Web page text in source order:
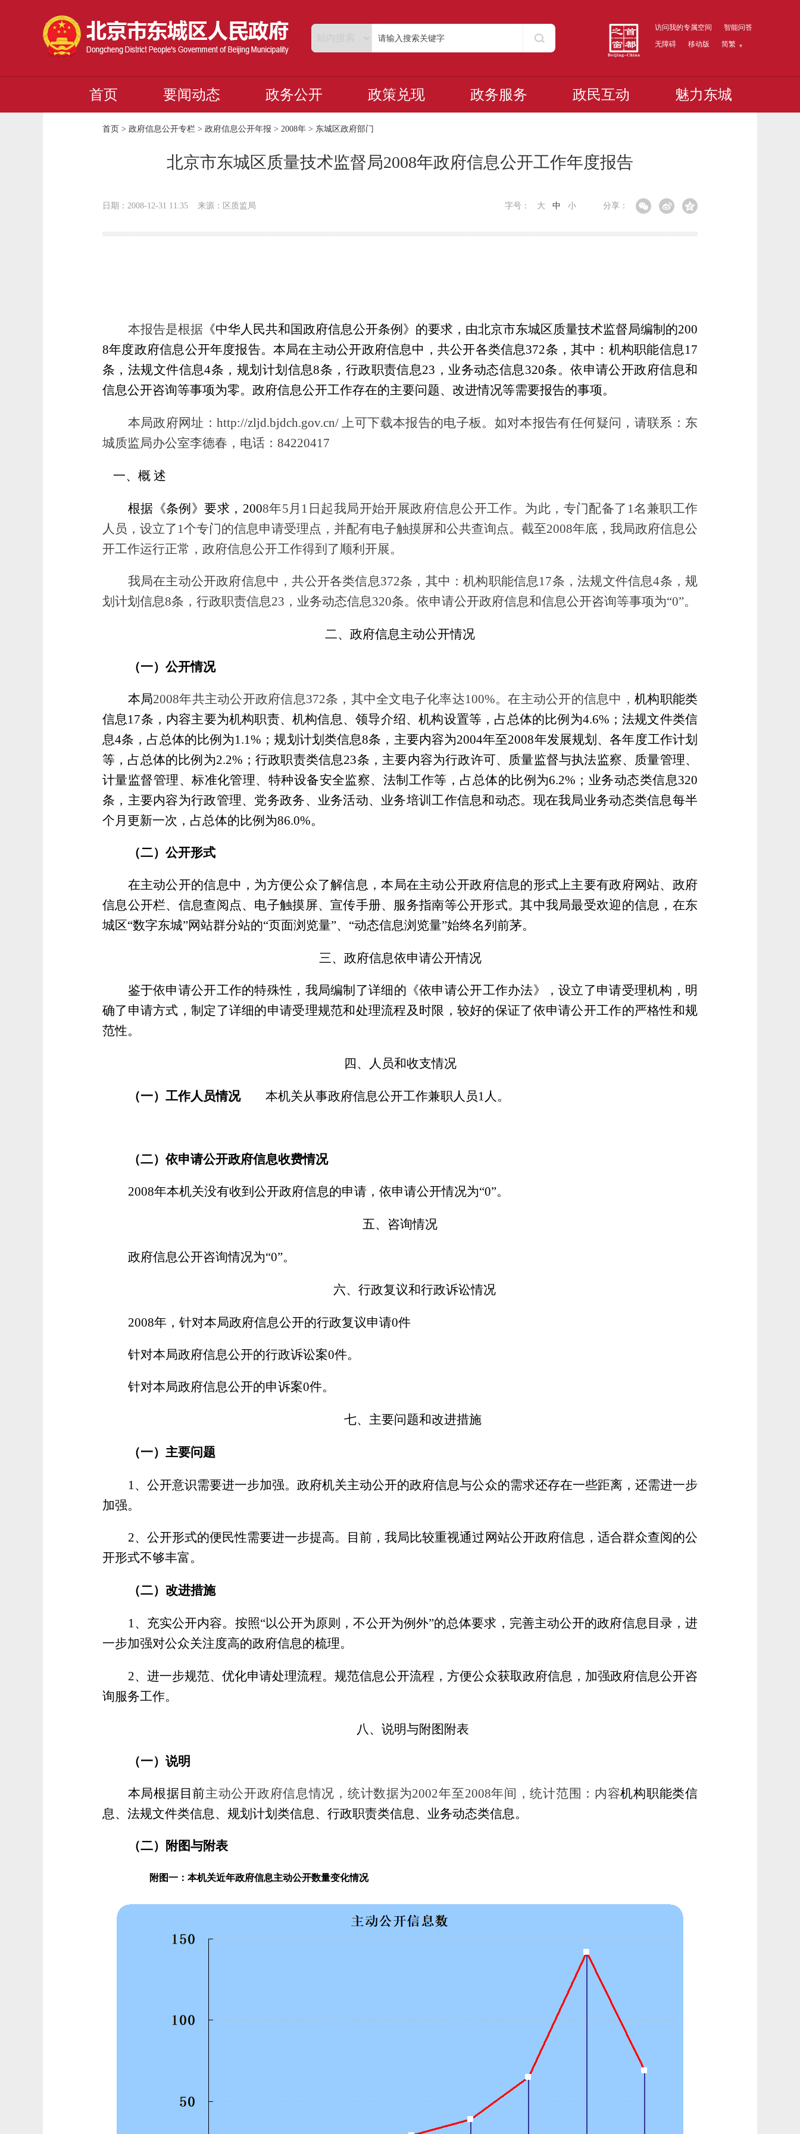
访问我的专属空间
智能问答
无障碍
移动版 简繁
首页 要闻动态 政务公开 政策兑现 政务服务 政民互动 魅力东城
首页 > 政府信息公开专栏 > 政府信息公开年报 > 2008年 > 东城区政府部门
北京市东城区质量技术监督局2008年政府信息公开工作年度报告
日期：2008-12-31 11:35 来源：区质监局 分享：
字号： 大 中 小
本报告是根据《中华人民共和国政府信息公开条例》 的要求， 由北京市东城区质量技术监督局编制 的200
8年度政府信息公开年度报告。本局在主动公开政府信息中，共公开各类信息372条，其中：机构职能信息17
条，法规文件信息4条，规划计划信息8条，行政职责信息23，业务动态信息320条。依申请公开政府信息和
信息公开咨询等事项为零。政府信息公开工作存在的主要问题、改进情况等需要报告的事项。
本局政府网址：http://zljd.bjdch.gov.cn/ 上可下载本报告的电子板。如对本报告有任何疑问，请联系：东
城质监局办公室李德春，电话：84220417
一、概 述
根据《条例》要求，2008年5月1日起我局开始开展政府信息公开工作。为此，专门配备了1名兼职工作
人员，设立了1个专门的信息申请受理点，并配有电子触摸屏和公共查询点。截至2008年底，我局政府信息公
开工作运行正常，政府信息公开工作得到了顺利开展。
我局在主动公开政府信息中，共公开各类信息372条，其中：机构职能信息17条，法规文件信息4条，规
划计划信息8条，行政职责信息23，业务动态信息320条。依申请公开政府信息和信息公开咨询等事项为“0”。
二、政府信息主动公开情况
（一）公开情况
本局2008年共主动公开政府信息372条，其中全文电子化率达100%。在主动公开的信息中，机构职能类
信息17条，内容主要为机构职责、机构信息、领导介绍、机构设置等，占总体的比例为4.6%；法规文件类信
息4条，占总体的比例为1.1%；规划计划类信息8条，主要内容为2004年至2008年发展规划、各年度工作计划
等，占总体的比例为2.2%；行政职责类信息23条，主要内容为行政许可、质量监督与执法监察、质量管理、
计量监督管理、标准化管理、特种设备安全监察、法制工作等，占总体的比例为6.2%；业务动态类信息320
条，主要内容为行政管理、党务政务、业务活动、业务培训工作信息和动态。现在我局业务动态类信息每半
个月更新一次，占总体的比例为86.0%。
（二）公开形式
在主动公开的信息中，为方便公众了解信息，本局在主动公开政府信息的形式上主要有政府网站、政府
信息公开栏、信息查阅点、电子触摸屏、宣传手册、服务指南等公开形式。其中我局最受欢迎的信息，在东
城区“数字东城”网站群分站的“页面浏览量”、“动态信息浏览量”始终名列前茅。
三、政府信息依申请公开情况
鉴于依申请公开工作的特殊性，我局编制了详细的《依申请公开工作办法》，设立了申请受理机构，明
确了申请方式，制定了详细的申请受理规范和处理流程及时限，较好的保证了依申请公开工作的严格性和规
范性。
四、人员和收支情况
（一）工作人员情况本机关从事政府信息公开工作兼职人员1人。
（二）依申请公开政府信息收费情况
2008年本机关没有收到公开政府信息的申请，依申请公开情况为“0”。
五、咨询情况
政府信息公开咨询情况为“0”。
六、行政复议和行政诉讼情况
2008年，针对本局政府信息公开的行政复议申请0件
针对本局政府信息公开的行政诉讼案0件。
针对本局政府信息公开的申诉案0件。
七、主要问题和改进措施
（一）主要问题
1、公开意识需要进一步加强。政府机关主动公开的政府信息与公众的需求还存在一些距离，还需进一步
加强。
2、公开形式的便民性需要进一步提高。目前，我局比较重视通过网站公开政府信息，适合群众查阅的公
开形式不够丰富。
（二）改进措施
1、充实公开内容。按照“以公开为原则，不公开为例外”的总体要求，完善主动公开的政府信息目录，进
一步加强对公众关注度高的政府信息的梳理。
2、进一步规范、优化申请处理流程。规范信息公开流程，方便公众获取政府信息，加强政府信息公开咨
询服务工作。
八、说明与附图附表
（一）说明
本局根据目前主动公开政府信息情况，统计数据为2002年至2008年间，统计范围：内容机构职能类信
息、法规文件类信息、规划计划类信息、行政职责类信息、业务动态类信息。
（二）附图与附表
附图一：本机关近年政府信息主动公开数量变化情况